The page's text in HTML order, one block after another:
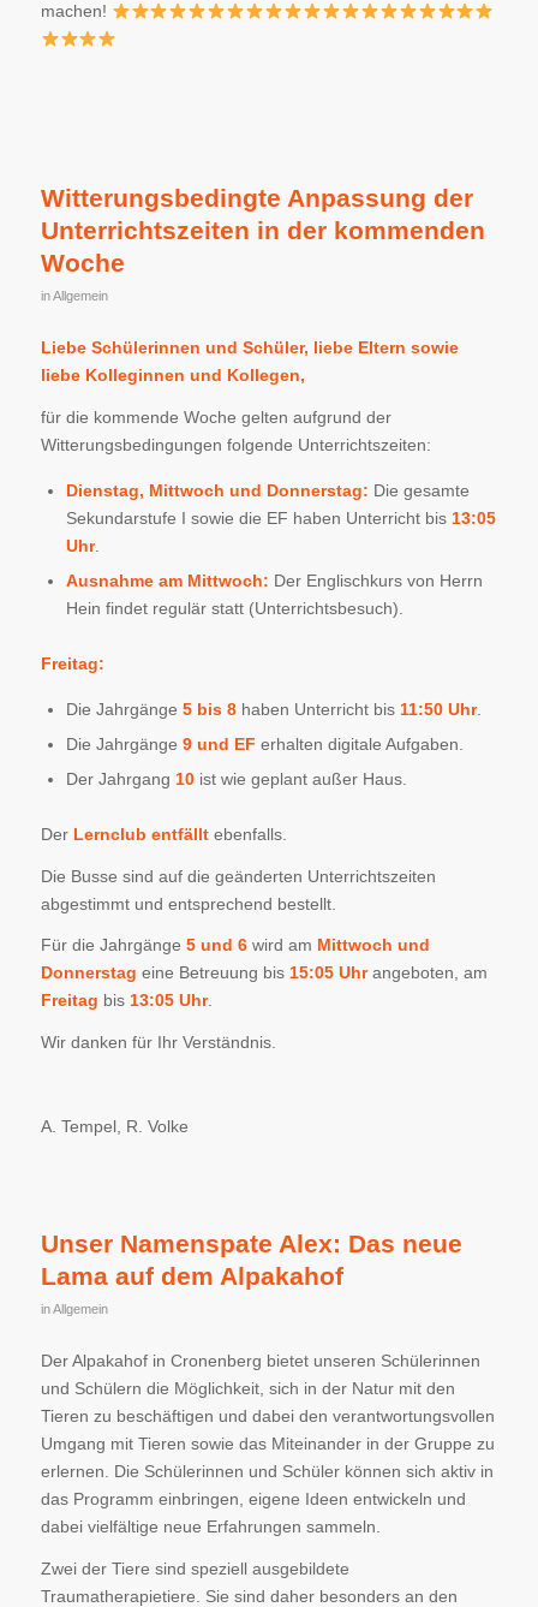
machen!
Witterungsbedingte Anpassung der
Unterrichtszeiten in der kommenden
Woche
inAllgemein
Liebe Schülerinnen und Schüler, liebe Eltern sowie
liebe Kolleginnen und Kollegen,
für die kommende Woche gelten aufgrund der
Witterungsbedingungen folgende Unterrichtszeiten:
Dienstag, Mittwoch und Donnerstag: Die gesamte
Sekundarstufe I sowie die EF haben Unterricht bis 13:05
Uhr.
Ausnahme am Mittwoch: Der Englischkurs von Herrn
Hein findet regulär statt (Unterrichtsbesuch).
Freitag:
Die Jahrgänge 5 bis 8haben Unterricht bis 11:50 Uhr.
Die Jahrgänge 9 und EF erhalten digitale Aufgaben.
Der Jahrgang 10ist wie geplant außer Haus.
Der Lernclub entfälltebenfalls.
Die Busse sind auf die geänderten Unterrichtszeiten
abgestimmt und entsprechend bestellt.
Für die Jahrgänge 5 und 6wird am Mittwoch und
Donnerstag eine Betreuung bis 15:05 Uhrangeboten, am
Freitag bis 13:05 Uhr.
Wir danken für Ihr Verständnis.
A. Tempel, R. Volke
Unser Namenspate Alex: Das neue
Lama auf dem Alpakahof
inAllgemein
Der Alpakahof in Cronenberg bietet unseren Schülerinnen
und Schülern die Möglichkeit, sich in der Natur mit den
Tieren zu beschäftigen und dabei den verantwortungsvollen
Umgang mit Tieren sowie das Miteinander in der Gruppe zu
erlernen. Die Schülerinnen und Schüler können sich aktiv in
das Programm einbringen, eigene Ideen entwickeln und
dabei vielfältige neue Erfahrungen sammeln.
Zwei der Tiere sind speziell ausgebildete
Traumatherapietiere. Sie sind daher besonders an den